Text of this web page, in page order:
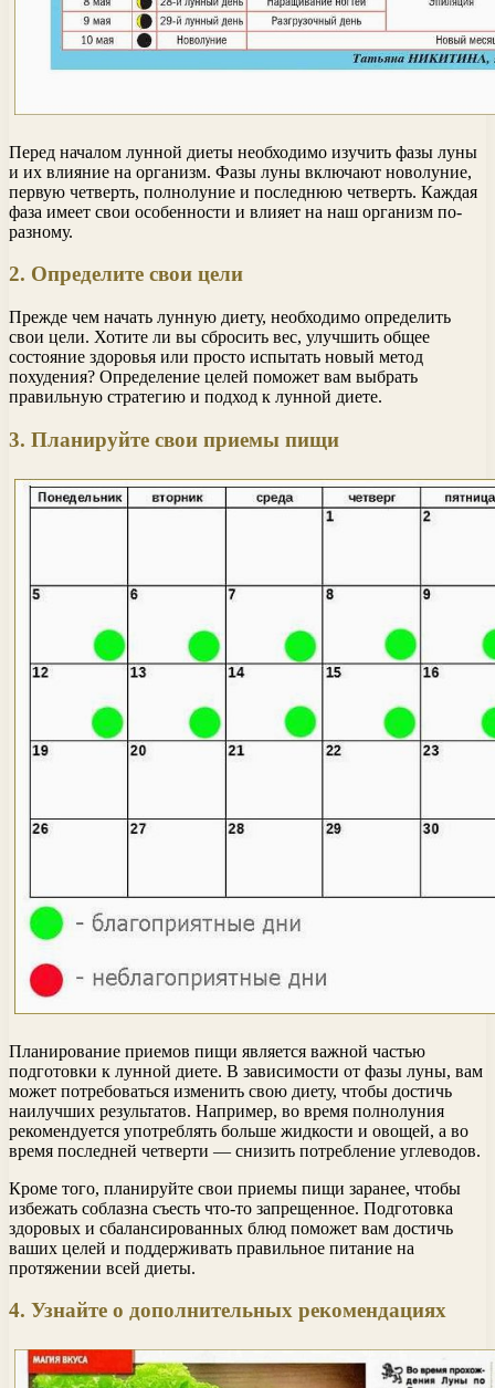
Перед началом лунной диеты необходимо изучить фазы луны
и их влияние на организм. Фазы луны включают новолуние,
первую четверть, полнолуние и последнюю четверть. Каждая
фаза имеет свои особенности и влияет на наш организм по-
разному.
2. Определите свои цели
Прежде чем начать лунную диету, необходимо определить
свои цели. Хотите ли вы сбросить вес, улучшить общее
состояние здоровья или просто испытать новый метод
похудения? Определение целей поможет вам выбрать
правильную стратегию и подход к лунной диете.
3. Планируйте свои приемы пищи
Планирование приемов пищи является важной частью
подготовки к лунной диете. В зависимости от фазы луны, вам
может потребоваться изменить свою диету, чтобы достичь
наилучших результатов. Например, во время полнолуния
рекомендуется употреблять больше жидкости и овощей, а во
время последней четверти — снизить потребление углеводов.
Кроме того, планируйте свои приемы пищи заранее, чтобы
избежать соблазна съесть что-то запрещенное. Подготовка
здоровых и сбалансированных блюд поможет вам достичь
ваших целей и поддерживать правильное питание на
протяжении всей диеты.
4. Узнайте о дополнительных рекомендациях